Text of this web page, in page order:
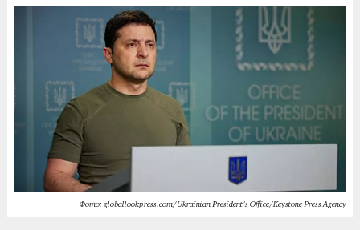
Фото: globallookpress.com/Ukrainian President's Office/Keystone Press Agency